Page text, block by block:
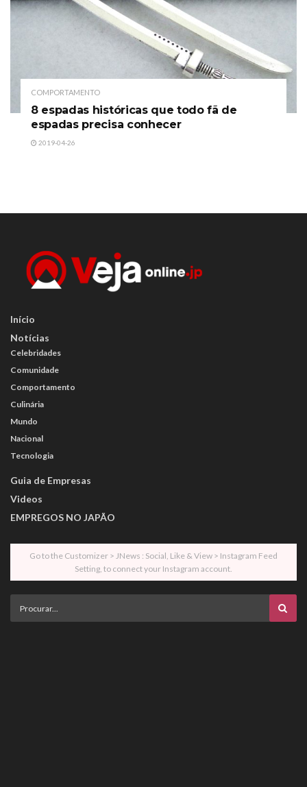
COMPORTAMENTO
8 espadas históricas que todo fã de
espadas precisa conhecer
2019-04-26
Início
Notícias
Celebridades
Comunidade
Comportamento
Culinária
Mundo
Nacional
Tecnologia
Guia de Empresas
Videos
EMPREGOS NO JAPÃO
Go to the Customizer > JNews : Social, Like & View > Instagram Feed
Setting, to connect your Instagram account.